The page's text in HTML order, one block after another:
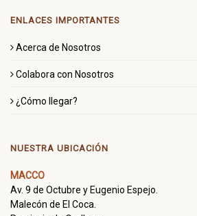
ENLACES IMPORTANTES
Acerca de Nosotros
Colabora con Nosotros
¿Cómo llegar?
NUESTRA UBICACIÓN
MACCO
Av. 9 de Octubre y Eugenio Espejo.
Malecón de El Coca.